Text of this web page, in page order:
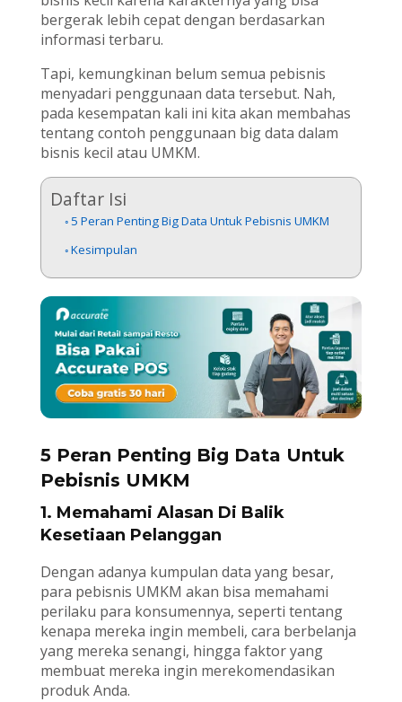
bergerak lebih cepat dengan berdasarkan
informasi terbaru.
Tapi, kemungkinan belum semua pebisnis
menyadari penggunaan data tersebut. Nah,
pada kesempatan kali ini kita akan membahas
tentang contoh penggunaan big data dalam
bisnis kecil atau UMKM.
Daftar Isi
5 Peran Penting Big Data Untuk Pebisnis UMKM
Kesimpulan
5 Peran Penting Big Data Untuk
Pebisnis UMKM
1. Memahami Alasan Di Balik
Kesetiaan Pelanggan
Dengan adanya kumpulan data yang besar,
para pebisnis UMKM akan bisa memahami
perilaku para konsumennya, seperti tentang
kenapa mereka ingin membeli, cara berbelanja
yang mereka senangi, hingga faktor yang
membuat mereka ingin merekomendasikan
produk Anda.